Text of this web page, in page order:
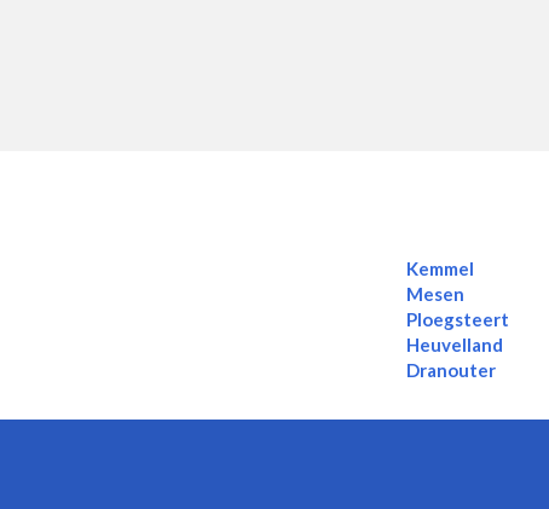
Kemmel
Mesen
Ploegsteert
Heuvelland
Dranouter